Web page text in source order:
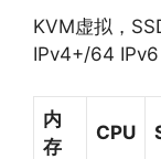
KVM虚拟，
IPv4+/64 IPv6
内
存
CPU